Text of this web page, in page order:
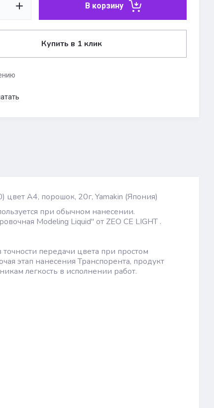
В корзину
Купить в 1 клик
цвет A4, порошок, 20г, Yamakin (Япония)
при обычном нанесении.
Modeling Liquid" от ZEO CE LIGHT .
передачи цвета при простом
этап нанесения Транспорента, продукт
легкость в исполнении работ.